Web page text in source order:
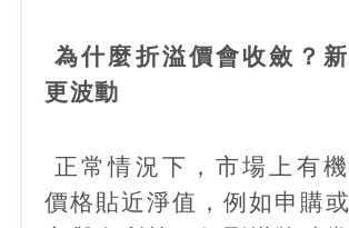
為什麼折溢價會收斂？新
更波動
正常情況下，市場上有
價格貼近淨值，例如申購